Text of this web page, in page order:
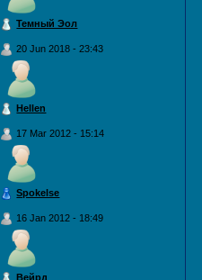
Темный Эол
20 Jun 2018 - 23:43
Hellen
17 Mar 2012 - 15:14
Spokelse
16 Jan 2012 - 18:49
Вейрд